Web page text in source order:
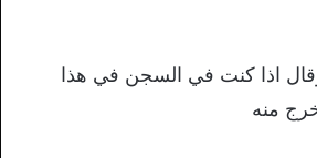
اذا كنت في السجن في هذا
منه